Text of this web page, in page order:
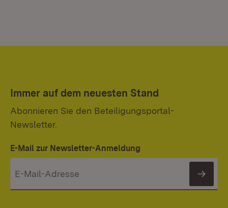
Immer auf dem neuesten Stand
Abonnieren Sie den Beteiligungsportal-
Newsletter.
E-Mail zur Newsletter-Anmeldung